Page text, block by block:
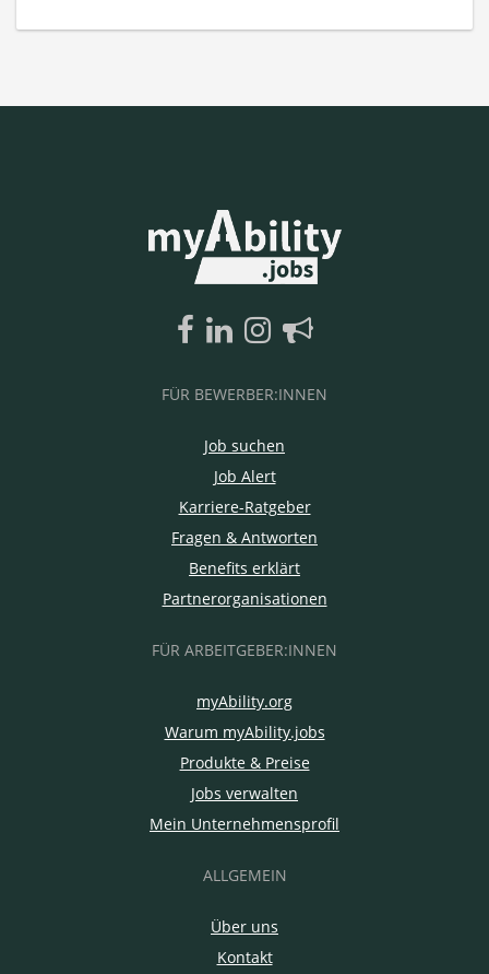
FÜR BEWERBER:INNEN
Job suchen
Job Alert
Karriere-Ratgeber
Fragen & Antworten
Benefits erklärt
Partnerorganisationen
FÜR ARBEITGEBER:INNEN
myAbility.org
Warum myAbility.jobs
Produkte & Preise
Jobs verwalten
Mein Unternehmensprofil
ALLGEMEIN
Über uns
Kontakt